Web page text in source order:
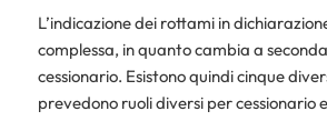
L’indicazione dei rottami in
complessa, in quanto cambia a
cessionario. Esistono quindi cinque
prevedono ruoli diversi per cessionario